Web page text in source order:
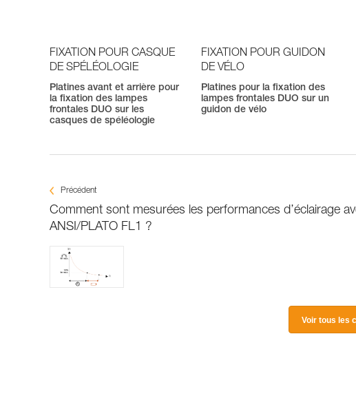
FIXATION POUR CASQUE
DE SPÉLÉOLOGIE
Platines avant et arrière pour
la fixation des lampes
frontales DUO sur les
casques de spéléologie
FIXATION POUR GUIDON
DE VÉLO
Platines pour la fixation des
lampes frontales DUO sur un
guidon de vélo
Précédent
Comment sont mesurées les performances d’éclairage
ANSI/PLATO FL1 ?
Voir tous les